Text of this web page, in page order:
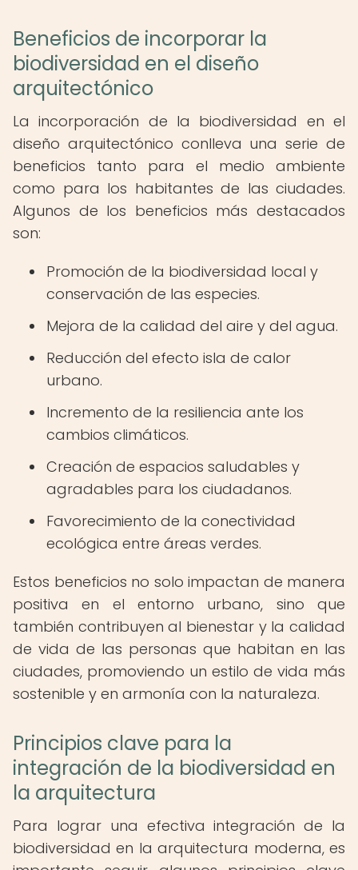
Beneficios de incorporar la
biodiversidad en el diseño
arquitectónico
La incorporación de la biodiversidad en el
diseño arquitectónico conlleva una serie de
beneficios tanto para el medio ambiente
como para los habitantes de las ciudades.
Algunos de los beneficios más destacados
son:
Promoción de la biodiversidad local y
conservación de las especies.
Mejora de la calidad del aire y del agua.
Reducción del efecto isla de calor
urbano.
Incremento de la resiliencia ante los
cambios climáticos.
Creación de espacios saludables y
agradables para los ciudadanos.
Favorecimiento de la conectividad
ecológica entre áreas verdes.
Estos beneficios no solo impactan de manera
positiva en el entorno urbano, sino que
también contribuyen al bienestar y la calidad
de vida de las personas que habitan en las
ciudades, promoviendo un estilo de vida más
sostenible y en armonía con la naturaleza.
Principios clave para la
integración de la biodiversidad en
la arquitectura
Para lograr una efectiva integración de la
biodiversidad en la arquitectura moderna, es